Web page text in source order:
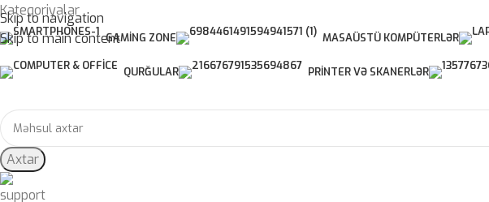
Skip to navigation
Skip to main content
Kateqoriyalar
GAMING ZONE MASAÜSTÜ KOMPÜTERLƏR
QURĞULAR PRINTER VƏ SKANERLƏR
Axtar